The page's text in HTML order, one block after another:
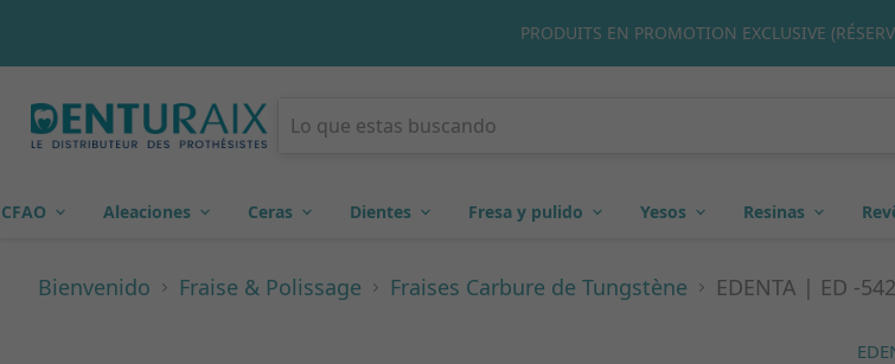
CLIQUEZ ICI POUR DÉCOUVRIR NOS ÉCHANTILLONS DE
CFAO Aleaciones Ceras Dientes Fresa y pulido Yesos Resinas
Bienvenido Fraise & Polissage Fraises Carbure de Tungstène EDENTA | ED -